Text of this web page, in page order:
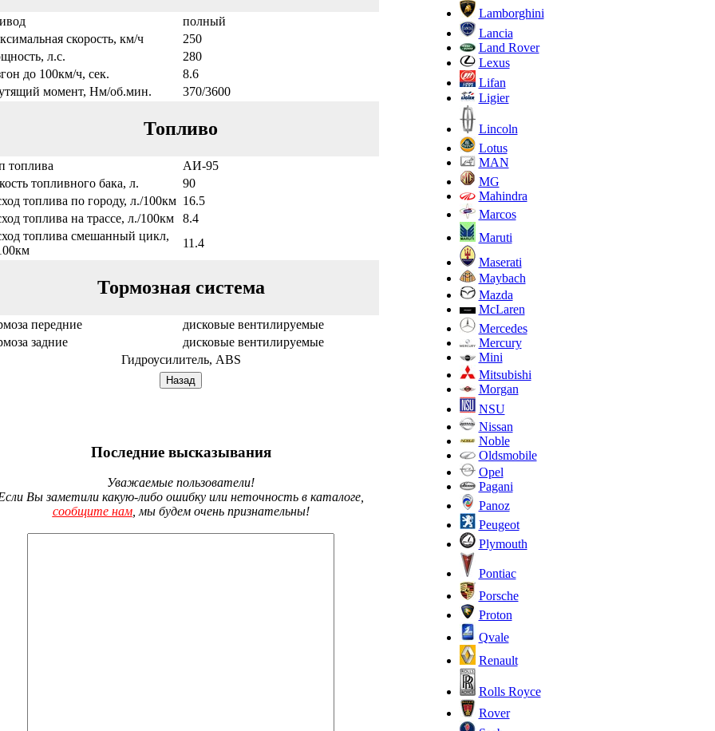
полный
скорость, км/ч
250
л.с.
280
до 100км/ч, сек.
8.6
момент, Нм/об.мин.
370/3600
Топливо
топлива
АИ-95
топливного бака, л.
90
топлива по городу, л./100км 16.5
топлива на трассе, л./100км
8.4
топлива смешанный цикл,
11.4
Тормозная система
передние
дисковые вентилируемые
задние
дисковые вентилируемые
Гидроусилитель, ABS
Последние высказывания
Уважаемые пользователи!
Вы заметили какую-либо ошибку или неточность в каталоге,
сообщите нам, мы будем очень признательны!
Lamborghini
Lancia
Land Rover
Lexus
Lifan
Ligier
Lincoln
Lotus
MAN
MG
Mahindra
Marcos
Maruti
Maserati
Maybach
Mazda
McLaren
Mercedes
Mercury
Mini
Mitsubishi
Morgan
NSU
Nissan
Noble
Oldsmobile
Opel
Pagani
Panoz
Peugeot
Plymouth
Pontiac
Porsche
Proton
Qvale
Renault
Rolls Royce
Rover